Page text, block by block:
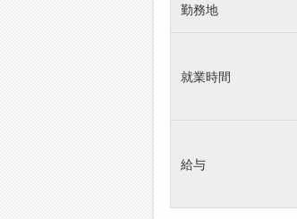
勤務地
就業時間
給与